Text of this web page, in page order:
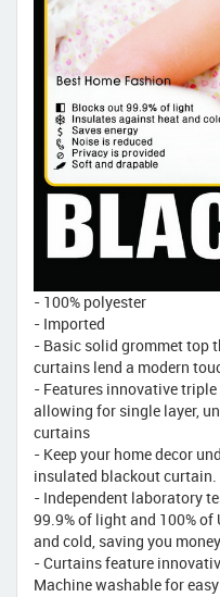
- 100% polyester
- Imported
- Basic solid grommet top
curtains lend a modern
- Features innovative
allowing for single layer,
curtains
- Keep your home decor
insulated blackout curtain.
- Independent laboratory
99.9% of light and 100%
and cold, saving you
- Curtains feature
Machine washable for